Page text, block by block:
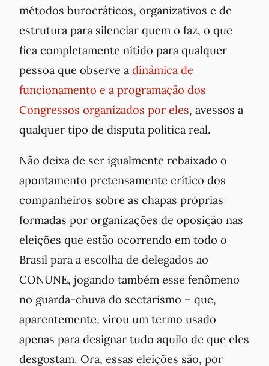
métodos burocráticos, organizativos e de
estrutura para silenciar quem o faz, o que
fica completamente nítido para qualquer
pessoa que observe a dinâmica de
funcionamento e a programação dos
Congressos organizados por eles, avessos a
qualquer tipo de disputa política real.
Não deixa de ser igualmente rebaixado o
apontamento pretensamente crítico dos
companheiros sobre as chapas próprias
formadas por organizações de oposição nas
eleições que estão ocorrendo em todo o
Brasil para a escolha de delegados ao
CONUNE, jogando também esse fenômeno
no guarda-chuva do sectarismo – que,
aparentemente, virou um termo usado
apenas para designar tudo aquilo de que eles
desgostam. Ora, essas eleições são, por